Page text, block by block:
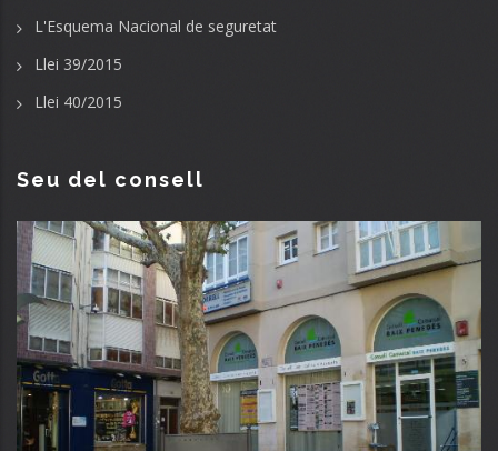
L'Esquema Nacional de seguretat
Llei 39/2015
Llei 40/2015
Seu del consell